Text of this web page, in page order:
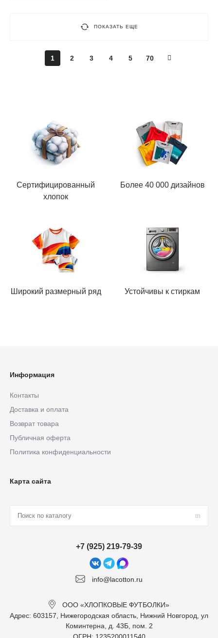
ПОКАЗАТЬ ЕЩЕ
1 2 3 4 5 70
Сертифицированный
хлопок
Более 40 000 дизайнов
Широкий размерный ряд Устойчивы к стиркам
Информация
Контакты
Доставка и оплата
Возврат товара
Публичная оферта
Политика конфиденциальности
Карта сайта
info@lacotton.ru
+7 (925) 219-79-39
ООО «ХЛОПКОВЫЕ ФУТБОЛКИ»
Адрес: 603157, Нижегородская область, Нижний Новгород, ул
Коминтерна, д. 43Б, пом. 2